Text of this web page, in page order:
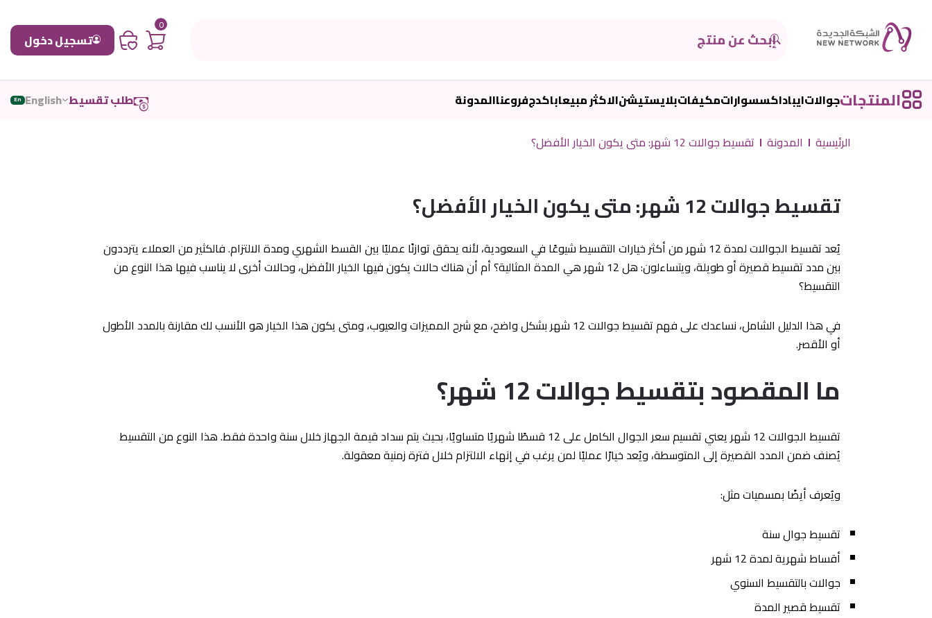
0
تسجيل دخول
المنتجاتجوالاتايباداكسسواراتمكيفاتبلايستيشنالاكثر مبيعاباكدجفروعناالمدونة طلب تقسيط English
En
الرئيسية المدونة تقسيط جوالات 12 شهر: متى يكون الخيار الأفضل؟
تقسيط جوالات 12 شهر: متى يكون الخيار الأفضل؟
يُعد تقسيط الجوالات لمدة 12 شهر من أكثر خيارات التقسيط شيوعًا في السعودية، لأنه يحقق توازنًا عمليًا بين القسط الشهري ومدة الالتزام. فالكثير من العملاء يترددون
بين مدد تقسيط قصيرة أو طويلة، ويتساءلون: هل 12 شهر هي المدة المثالية؟ أم أن هناك حالات يكون فيها الخيار الأفضل، وحالات أخرى لا يناسب فيها هذا النوع من
التقسيط؟
في هذا الدليل الشامل، نساعدك على فهم تقسيط جوالات 12 شهر بشكل واضح، مع شرح المميزات والعيوب، ومتى يكون هذا الخيار هو الأنسب لك مقارنة بالمدد الأطول
أو الأقصر.
ما المقصود بتقسيط جوالات 12 شهر؟
تقسيط الجوالات 12 شهر يعني تقسيم سعر الجوال الكامل على 12 قسطًا شهريًا متساويًا، بحيث يتم سداد قيمة الجهاز خلال سنة واحدة فقط. هذا النوع من التقسيط
يُصنف ضمن المدد القصيرة إلى المتوسطة، ويُعد خيارًا عمليًا لمن يرغب في إنهاء الالتزام خلال فترة زمنية معقولة.
ويُعرف أيضًا بمسميات مثل:
تقسيط جوال سنة
أقساط شهرية لمدة 12 شهر
جوالات بالتقسيط السنوي
تقسيط قصير المدة